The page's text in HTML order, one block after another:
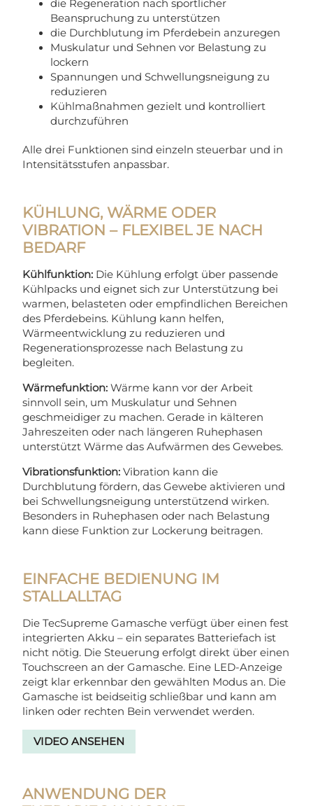
die Regeneration nach sportlicher
Beanspruchung zu unterstützen
die Durchblutung im Pferdebein anzuregen
Muskulatur und Sehnen vor Belastung zu
lockern
Spannungen und Schwellungsneigung zu
reduzieren
Kühlmaßnahmen gezielt und kontrolliert
durchzuführen
Alle drei Funktionen sind einzeln steuerbar und in
Intensitätsstufen anpassbar.
KÜHLUNG, WÄRME ODER
VIBRATION – FLEXIBEL JE NACH
BEDARF
Kühlfunktion: Die Kühlung erfolgt über passende
Kühlpacks und eignet sich zur Unterstützung bei
warmen, belasteten oder empfindlichen Bereichen
des Pferdebeins. Kühlung kann helfen,
Wärmeentwicklung zu reduzieren und
Regenerationsprozesse nach Belastung zu
begleiten.
Wärmefunktion: Wärme kann vor der Arbeit
sinnvoll sein, um Muskulatur und Sehnen
geschmeidiger zu machen. Gerade in kälteren
Jahreszeiten oder nach längeren Ruhephasen
unterstützt Wärme das Aufwärmen des Gewebes.
Vibrationsfunktion: Vibration kann die
Durchblutung fördern, das Gewebe aktivieren und
bei Schwellungsneigung unterstützend wirken.
Besonders in Ruhephasen oder nach Belastung
kann diese Funktion zur Lockerung beitragen.
EINFACHE BEDIENUNG IM
STALLALLTAG
Die TecSupreme Gamasche verfügt über einen fest
integrierten Akku – ein separates Batteriefach ist
nicht nötig. Die Steuerung erfolgt direkt über einen
Touchscreen an der Gamasche. Eine LED-Anzeige
zeigt klar erkennbar den gewählten Modus an. Die
Gamasche ist beidseitig schließbar und kann am
linken oder rechten Bein verwendet werden.
VIDEO ANSEHEN
ANWENDUNG DER